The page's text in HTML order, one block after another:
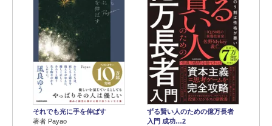
それでも光に手を伸ばす
著者 Payao
ずる賢い人のための億万長者
入門 成功…2